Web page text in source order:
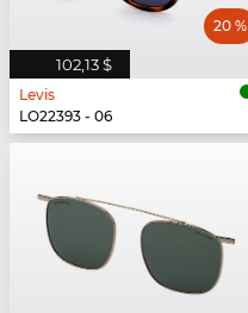
102,13 $
20 %
Levis
LO22393 - 06